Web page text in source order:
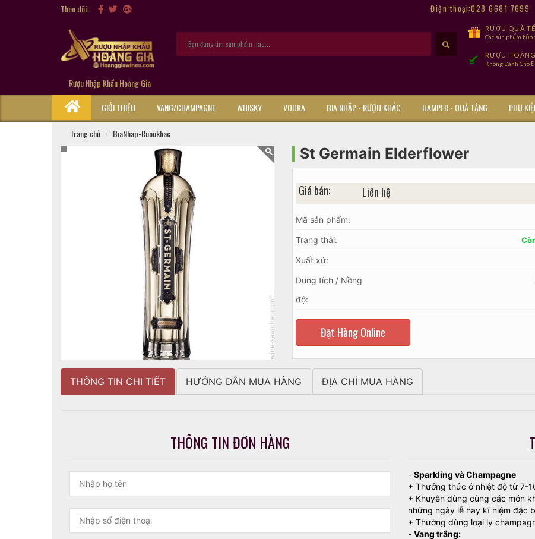
Theo dõi: Điện thoại:028 6681 7699
Rượu Nhập Khẩu Hoàng Gia
RƯỢU QUÀ
Các sản phẩm
RƯỢU
Không Dành Cho
GIỚI THIỆU VANG/CHAMPAGNE WHISKY VODKA BIA NHẬP - RƯỢU KHÁC HAMPER - QUÀ TẶNG PHỤ
Trang chủ BiaNhap-Ruoukhac
St Germain Elderflower
Giá bán: Liên hệ
Mã sản phẩm:
Trạng thái:
Xuất xứ:
Dung tích / Nồng
độ:
Đặt Hàng Online
THÔNG TIN CHI TIẾT HƯỚNG DẪN MUA HÀNG ĐỊA CHỈ MUA HÀNG
THÔNG TIN ĐƠN HÀNG
- Sparkling và Champagne
+ Thưởng thức ở nhiệt độ từ 7-
+ Khuyên dùng cùng các món
những ngày lễ hay kĩ niệm đặc
+ Thường dùng loại ly
- Vang trắng: